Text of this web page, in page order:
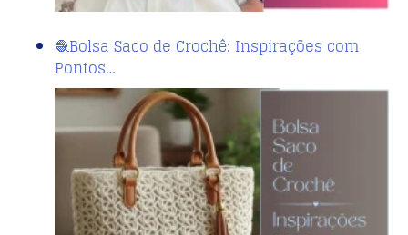
🧶Bolsa Saco de Crochê: Inspirações com
Pontos…